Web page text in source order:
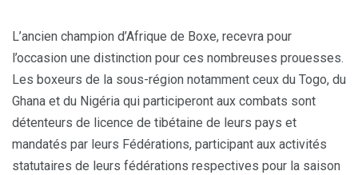
L’ancien champion d’Afrique de Boxe, recevra pour
l’occasion une distinction pour ces nombreuses prouesses.
Les boxeurs de la sous-région notamment ceux du Togo, du
Ghana et du Nigéria qui participeront aux combats sont
détenteurs de licence de tibétaine de leurs pays et
mandatés par leurs Fédérations, participant aux activités
statutaires de leurs fédérations respectives pour la saison